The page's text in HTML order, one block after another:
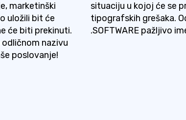
marketinški
uložili bit će
će biti prekinuti.
odličnom nazivu
poslovanje!
situaciju u kojoj će se
tipografskih grešaka.
.SOFTWARE pažljivo